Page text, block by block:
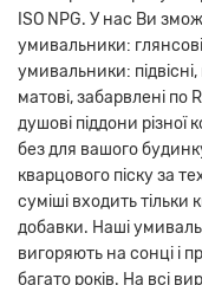
ISO NPG. У нас Ви
умивальники:
умивальники:
матові, забарвлені по
душові піддони різної
без для вашого
кварцового піску за
суміші входить тільки
добавки. Наші
вигоряють на сонці і
багато років. На всі